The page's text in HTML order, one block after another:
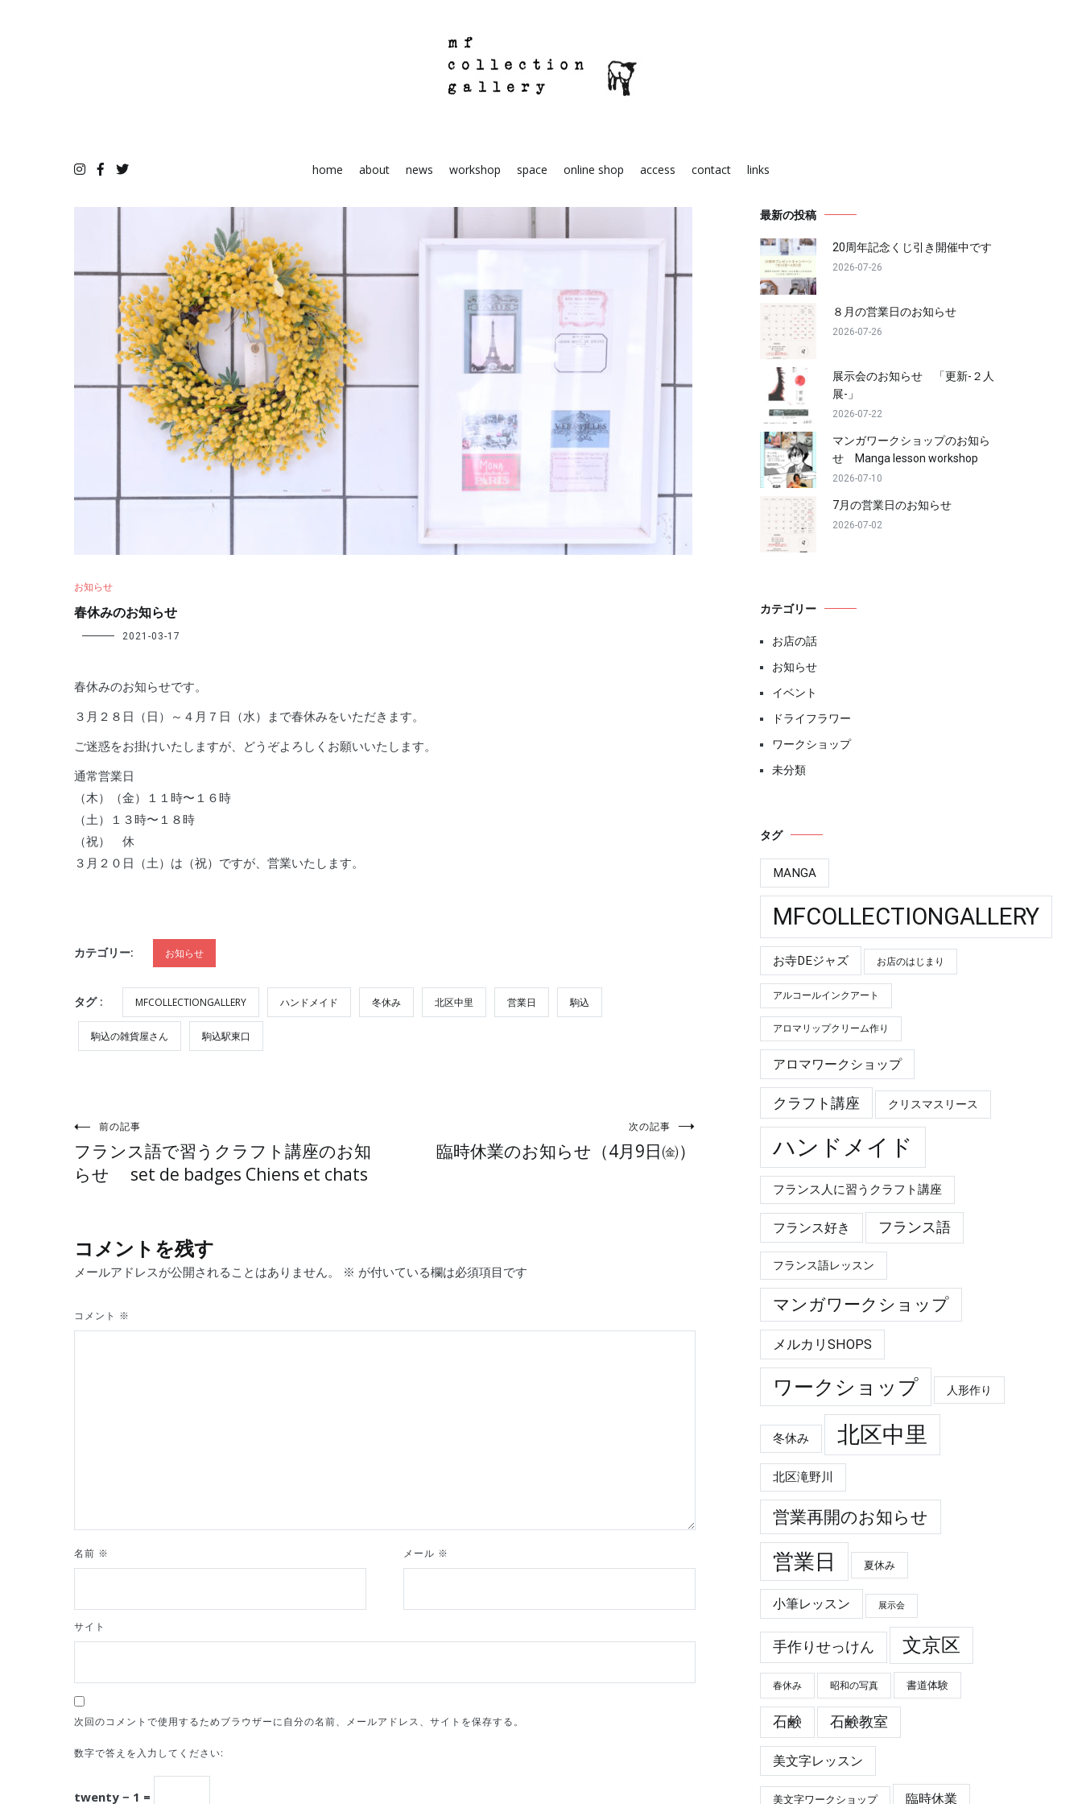
home about news workshop space online shop access contact links
お知らせ
春休みのお知らせ
2021-03-17
春休みのお知らせです。
３月２８日（日）～４月７日（水）まで春休みをいただきます。
ご迷惑をお掛けいたしますが、どうぞよろしくお願いいたします。
通常営業日
（木）（金）１１時〜１６時
（土）１３時〜１８時
（祝） 休
３月２０日（土）は（祝）ですが、営業いたします。
カテゴリー: お知らせ
タグ : MFCOLLECTIONGALLERY ハンドメイド 冬休み 北区中里 営業日 駒込
駒込の雑貨屋さん 駒込駅東口
投
稿
ビ
ー
前の記事
フランス語で習うクラフト講座のお知
らせ set de badges Chiens et chats
次の記事
臨時休業のお知らせ（4月9日㈮）
コメントを残す
メールアドレスが公開されることはありません。 ※ が付いている欄は必須項目です
コメント ※
名前 ※ メール ※
サイト
次回のコメントで使用するためブラウザーに自分の名前、メールアドレス、サイトを保存する。
数字で答えを入力してください:
twenty − 1 =
最新の投稿
20周年記念くじ引き開催中です
2026-07-26
８月の営業日のお知らせ
2026-07-26
展示会のお知らせ 「更新-２人
展-」
2026-07-22
マンガワークショップのお知ら
せ Manga lesson workshop
2026-07-10
7月の営業日のお知らせ
2026-07-02
カテゴリー
お店の話
お知らせ
イベント
ドライフラワー
ワークショップ
未分類
タグ
MANGA
MFCOLLECTIONGALLERY
お寺DEジャズ お店のはじまり
アルコールインクアート
アロマリップクリーム作り
アロマワークショップ
クラフト講座 クリスマスリース
ハンドメイド
フランス人に習うクラフト講座
フランス好き フランス語
フランス語レッスン
マンガワークショップ
メルカリSHOPS
ワークショップ 人形作り
冬休み 北区中里
北区滝野川
営業再開のお知らせ
営業日 夏休み
小筆レッスン 展示会
手作りせっけん 文京区
春休み 昭和の写真 書道体験
石鹸 石鹸教室
美文字レッスン
美文字ワークショップ 臨時休業